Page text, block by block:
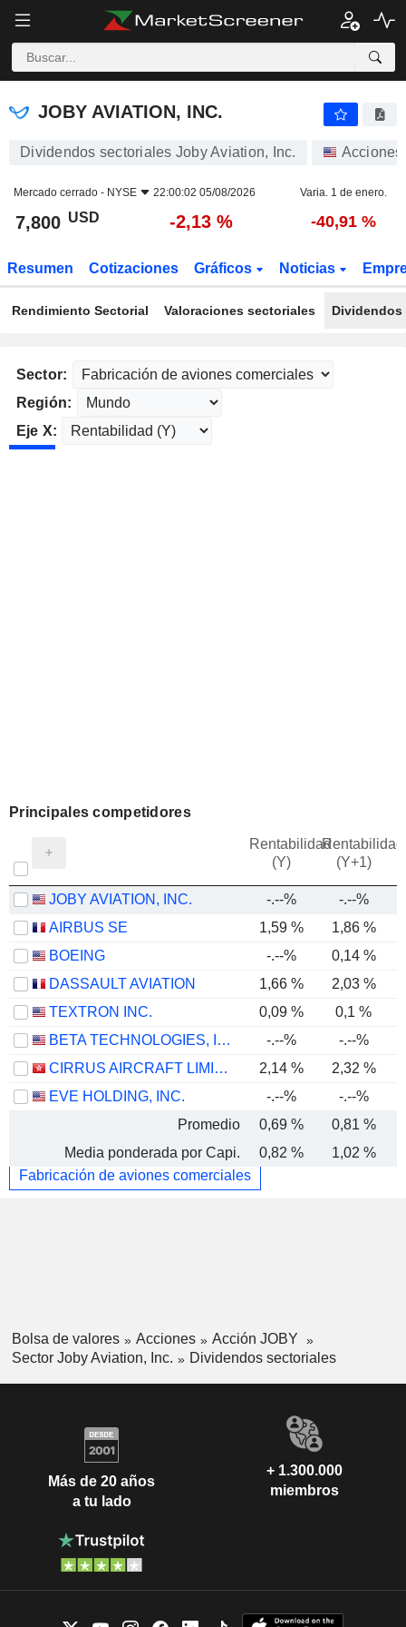
JOBY AVIATION, INC.
JOBY AVIATION, INC.
Dividendos sectoriales Joby Aviation, Inc. Acciones
Mercado cerrado - NYSE 22:00:02 05/08/2026 Varia. 1 de enero.
7,800 USD -2,13 % -40,91 %
Resumen Cotizaciones Gráficos Noticias
Rendimiento Sectorial Valoraciones sectoriales
Sector:
Región:
Eje X:
Principales competidores
Rentabilidad
(Y)
Rentabilidad
(Y+1)
JOBY AVIATION, INC. -.--%
-.--%
AIRBUS SE
1,59 % 1,86 %
BOEING
-.--% 0,14 %
DASSAULT AVIATION
1,66 % 2,03 %
TEXTRON INC.
0,09 % 0,1 %
BETA TECHNOLOGIES, INC.
-.--% -.--%
CIRRUS AIRCRAFT LIMITED
2,14 % 2,32 %
EVE HOLDING, INC.
-.--%
-.--%
Promedio
0,69 % 0,81 %
Media ponderada por Capi.
0,82 % 1,02 %
Fabricación de aviones comerciales
Bolsa de valores Acciones
Acción JOBY
Sector Joby Aviation, Inc.
Dividendos sectoriales
Más de 20 años
a tu lado
+ 1.300.000
miembros